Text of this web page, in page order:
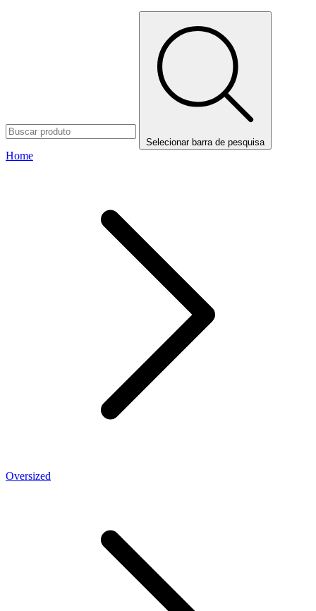
Selecionar barra de pesquisa
Home
Oversized